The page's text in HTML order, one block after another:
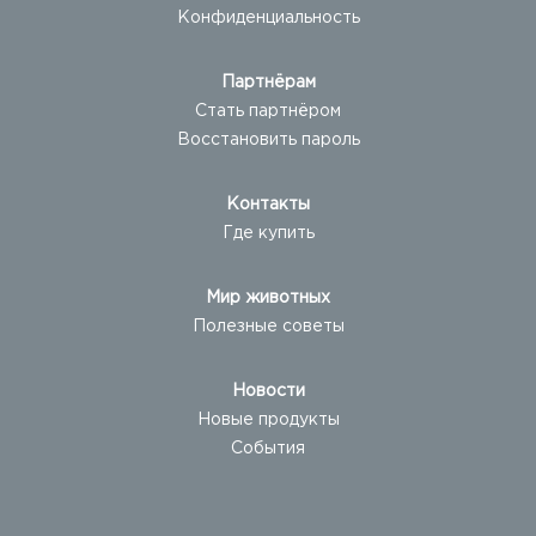
Конфиденциальность
Партнёрам
Стать партнёром
Восстановить пароль
Контакты
Где купить
Мир животных
Полезные советы
Новости
Новые продукты
События